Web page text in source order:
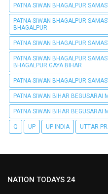
PATNA SIWAN BHAGALPUR
PATNA SIWAN BHAGALPUR
BHAGALPUR
PATNA SIWAN BHAGALPUR
PATNA SIWAN BHAGALPUR
BHAGALPUR GAYA BIHAR
PATNA SIWAN BHAGALPUR
PATNA SIWAN BIHAR BEGUSARAI
PATNA SIWAN BIHAR BEGUSARAI
Q UP UP INDIA UTTAR
NATION TODAYS 24